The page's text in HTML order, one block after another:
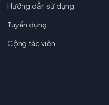
Hướng dẫn sử dụng
Tuyển dụng
Cộng tác viên